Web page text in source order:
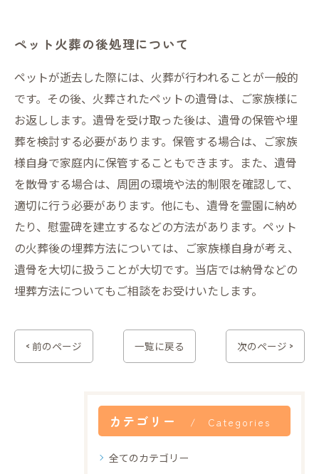
ペット火葬の後処理について
ペットが逝去した際には、火葬が行われることが一般的
です。その後、火葬されたペットの遺骨は、ご家族様に
お返しします。遺骨を受け取った後は、遺骨の保管や埋
葬を検討する必要があります。保管する場合は、ご家族
様自身で家庭内に保管することもできます。また、遺骨
を散骨する場合は、周囲の環境や法的制限を確認して、
適切に行う必要があります。他にも、遺骨を霊園に納め
たり、慰霊碑を建立するなどの方法があります。ペット
の火葬後の埋葬方法については、ご家族様自身が考え、
遺骨を大切に扱うことが大切です。当店では納骨などの
埋葬方法についてもご相談をお受けいたします。
< 前のページ 一覧に戻る 次のページ >
カテゴリー Categories
全てのカテゴリー